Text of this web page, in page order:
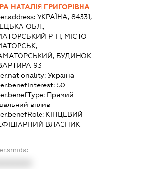
НАТАЛІЯ ГРИГОРІВНА
УКРАЇНА, 84331,
ОБЛ.,
Р-Н, МІСТО
БУДИНОК
93
Україна
50
Прямий
вплив
КІНЦЕВИЙ
ВЛАСНИК